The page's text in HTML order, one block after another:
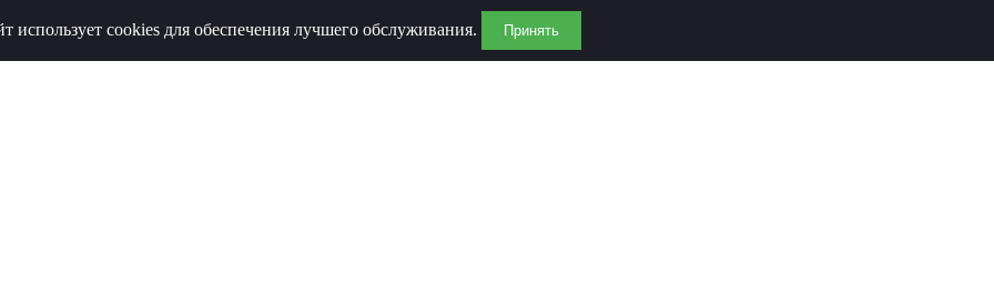
использует cookies для обеспечения лучшего обслуживания. Принять